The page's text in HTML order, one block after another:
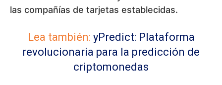
las compañías de tarjetas establecidas.
Lea también: yPredict: Plataforma
revolucionaria para la predicción de
criptomonedas